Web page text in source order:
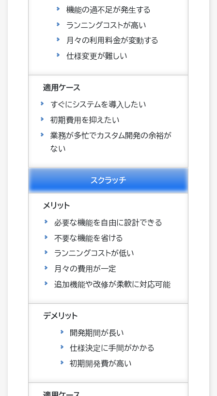
機能の過不足が発生する
ランニングコストが高い
月々の利用料金が変動する
仕様変更が難しい
すぐにシステムを導入したい
初期費用を抑えたい
業務が多忙でカスタム開発の余裕が
ない
スクラッチ
必要な機能を自由に設計できる
不要な機能を省ける
ランニングコストが低い
月々の費用が一定
追加機能や改修が柔軟に対応可能
開発期間が長い
仕様決定に手間がかかる
初期開発費が高い